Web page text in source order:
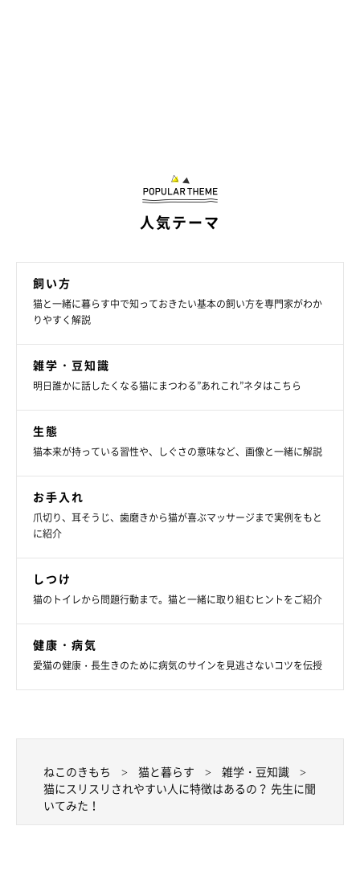
最後に、とても気になるスリスリされない原因についてですが、
先生によると、「しいて言うならニオイを上塗りする必要がな
い」という可能性があるのだそうです。
つまり、猫にとって「安心を揺るがす要因がない」ということで
もあるので、ある意味喜ばしいことなのかもしれませんね。
スリスリしてもらうための秘訣は……？
してもらうためにわざと何かをするのもどこか違うとのこと。ど
んなに飼い主さんのことが大好きでも、性格によってするのかし
人気テーマ
飼い方
猫と一緒に暮らす中で知っておきたい基本の飼い方を専門家がわか
りやすく解説
雑学・豆知識
明日誰かに話したくなる猫にまつわる”あれこれ”ネタはこちら
生態
猫本来が持っている習性や、しぐさの意味など、画像と一緒に解説
お手入れ
爪切り、耳そうじ、歯磨きから猫が喜ぶマッサージまで実例をもと
に紹介
しつけ
猫のトイレから問題行動まで。猫と一緒に取り組むヒントをご紹介
健康・病気
愛猫の健康・長生きのために病気のサインを見逃さないコツを伝授
ねこのきもち 猫と暮らす
雑学・豆知識
猫にスリスリされやすい人に特徴はあるの？ 先生に聞
いてみた！